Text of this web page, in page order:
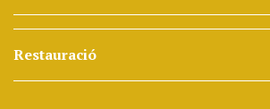
Restauració